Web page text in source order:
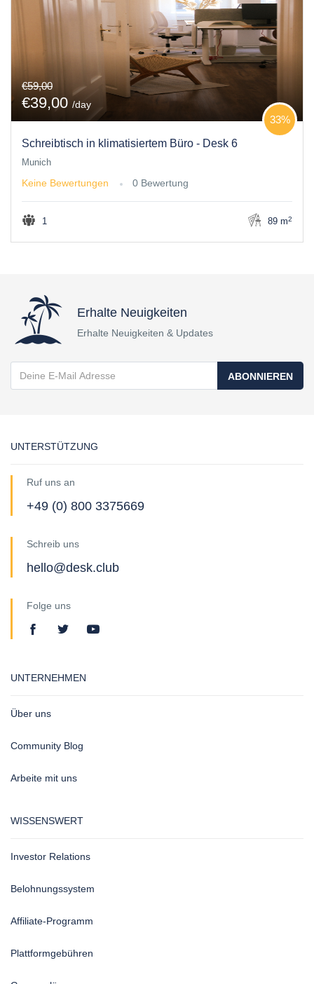
€59,00
€39,00 /day
Schreibtisch in klimatisiertem Büro - Desk 6
33%
Munich
Keine Bewertungen 0 Bewertung
1 89 m2
Erhalte Neuigkeiten
Erhalte Neuigkeiten & Updates
ABONNIEREN
UNTERSTÜTZUNG
Ruf uns an
+49 (0) 800 3375669
Schreib uns
hello@desk.club
Folge uns
UNTERNEHMEN
Über uns
Community Blog
Arbeite mit uns
WISSENSWERT
Investor Relations
Belohnungssystem
Affiliate-Programm
Plattformgebühren